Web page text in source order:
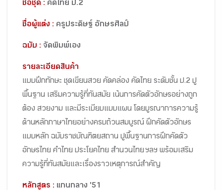
ชื่อชุด : คัดไทย ป.2
ชื่อผู้แต่ง : ครูประดิษฐ์ อักษรศิลป์
ฉบับ : จัดพิมพ์เอง
รายละเอียดสินค้า
แบบฝึกทักษะ ชุดเขียนสวย คัดคล่อง คัดไทย ระดับชั้น ป.2 ปู
พื้นฐาน เสริมความรู้ที่ทันสมัย เน้นการคัดตัวอักษรอย่างถูก
ต้อง สวยงาม และมีระเบียบแบบแผน โดยบูรณาการความรู้
ด้านหลักภาษาไทยอย่างครบถ้วนสมบูรณ์ ฝึกคัดตัวอักษร
แบบหลัก ฉบับราชบัณฑิตยสถาน ปูพื้นฐานการฝึกคัดตัว
อักษรไทย คำไทย ประโยคไทย สำนวนไทย ฯลฯ พร้อมเสริม
ความรู้ที่ทันสมัยและเรื่องราวเหตุการณ์สำคัญ
หลักสูตร : แกนกลาง '51